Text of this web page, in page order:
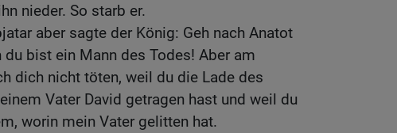
nieder. So starb er.
aber sagte der König: Geh nach Anatot
du bist ein Mann des Todes! Aber am
dich nicht töten, weil du die Lade des
Vater David getragen hast und weil du
worin mein Vater gelitten hat.